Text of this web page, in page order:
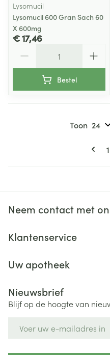
Lysomucil
Lysomucil 600 Gran Sach 60
X 600mg
€ 17,46
Bestel
1
Toon
Neem contact met
Klantenservice
Uw apotheek
Nieuwsbrief
Blijf op de hoogte van